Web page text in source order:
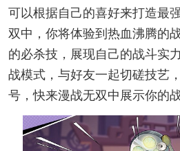
可以根据自己的喜好来打造最
双中，你将体验到热血沸腾的
的必杀技，展现自己的战斗实
战模式，与好友一起切磋技艺
号，快来漫战无双中展示你的